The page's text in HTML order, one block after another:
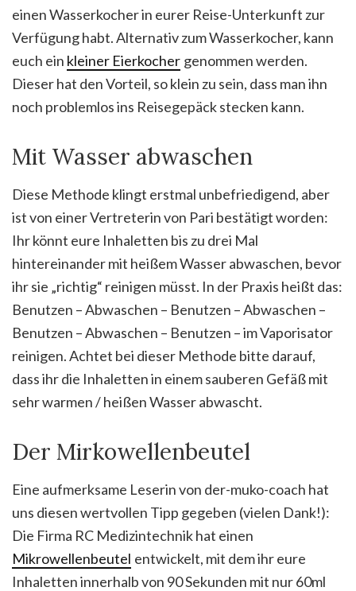
einen Wasserkocher in eurer Reise-Unterkunft zur
Verfügung habt. Alternativ zum Wasserkocher, kann
euch ein kleiner Eierkocher genommen werden.
Dieser hat den Vorteil, so klein zu sein, dass man ihn
noch problemlos ins Reisegepäck stecken kann.
Mit Wasser abwaschen
Diese Methode klingt erstmal unbefriedigend, aber
ist von einer Vertreterin von Pari bestätigt worden:
Ihr könnt eure Inhaletten bis zu drei Mal
hintereinander mit heißem Wasser abwaschen, bevor
ihr sie „richtig“ reinigen müsst. In der Praxis heißt das:
Benutzen – Abwaschen – Benutzen – Abwaschen –
Benutzen – Abwaschen – Benutzen – im Vaporisator
reinigen. Achtet bei dieser Methode bitte darauf,
dass ihr die Inhaletten in einem sauberen Gefäß mit
sehr warmen / heißen Wasser abwascht.
Der Mirkowellenbeutel
Eine aufmerksame Leserin von der-muko-coach hat
uns diesen wertvollen Tipp gegeben (vielen Dank!):
Die Firma RC Medizintechnik hat einen
Mikrowellenbeutel entwickelt, mit dem ihr eure
Inhaletten innerhalb von 90 Sekunden mit nur 60ml